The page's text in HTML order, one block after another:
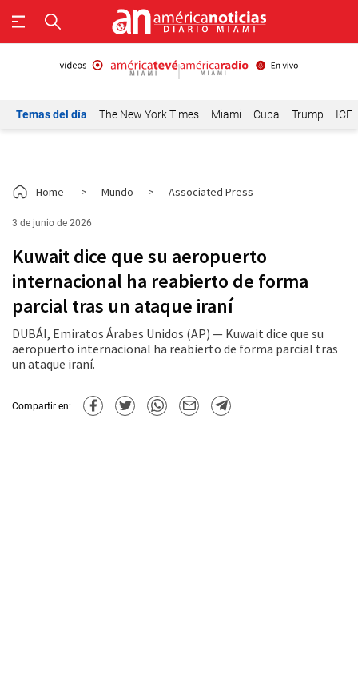
Temas del día The New York Times Miami Cuba Trump ICE
Home > Mundo > Associated Press
3 de junio de 2026
Kuwait dice que su aeropuerto
internacional ha reabierto de forma
parcial tras un ataque iraní
DUBÁI, Emiratos Árabes Unidos (AP) — Kuwait dice que su
aeropuerto internacional ha reabierto de forma parcial tras
un ataque iraní.
Compartir en: